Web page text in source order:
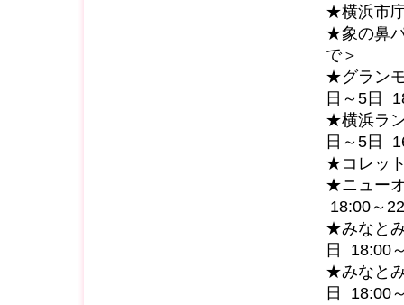
★横浜市
★象の鼻
で＞
★グラン
日～5日
★横浜ラ
日～5日
★コレッ
★ニュー
18:00～
★みなと
日 18:00
★みなと
日 18:00